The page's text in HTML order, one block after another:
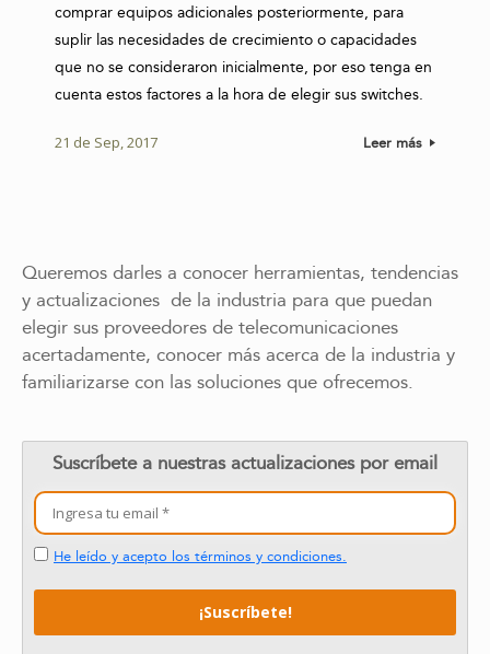
comprar equipos adicionales posteriormente, para
suplir las necesidades de crecimiento o capacidades
que no se consideraron inicialmente, por eso tenga en
cuenta estos factores a la hora de elegir sus switches.
21 de Sep, 2017 Leer más
Queremos darles a conocer herramientas, tendencias
y actualizaciones de la industria para que puedan
elegir sus proveedores de telecomunicaciones
acertadamente, conocer más acerca de la industria y
familiarizarse con las soluciones que ofrecemos.
Suscríbete a nuestras actualizaciones por email
He leído y acepto los términos y condiciones.